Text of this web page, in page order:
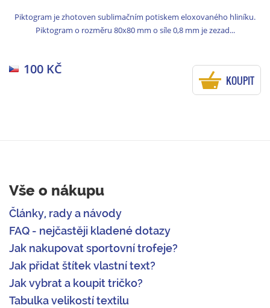
Piktogram je zhotoven sublimačním potiskem eloxovaného hliníku.
Piktogram o rozměru 80x80 mm o síle 0,8 mm je zezad...
100 KČ
KOUPIT
Vše o nákupu
Články, rady a návody
FAQ - nejčastěji kladené dotazy
Jak nakupovat sportovní trofeje?
Jak přidat štítek vlastní text?
Jak vybrat a koupit tričko?
Tabulka velikostí textilu